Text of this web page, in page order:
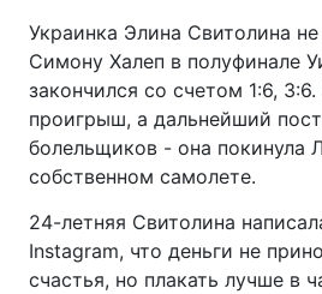
Украинка Элина Свитолина
Симону Халеп в полуфинале
закончился со счетом 1:6,
проигрыш, а дальнейший
болельщиков - она покинула
собственном самолете.
24-летняя Свитолина
Instagram, что деньги не
счастья, но плакать лучше в